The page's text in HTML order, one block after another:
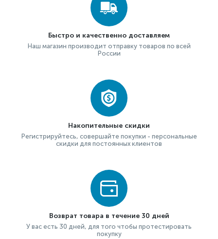
Быстро и качественно доставляем
Наш магазин производит отправку товаров по всей
России
Накопительные скидки
Регистрируйтесь, совершайте покупки - персональные
скидки для постоянных клиентов
Возврат товара в течение 30 дней
У вас есть 30 дней, для того чтобы протестировать
покупку